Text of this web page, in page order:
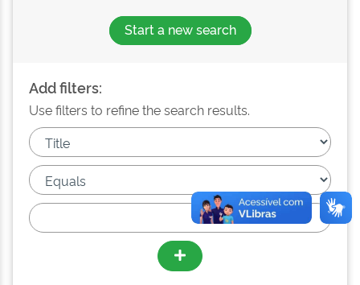
Start a new search
Add filters:
Use filters to refine the search results.